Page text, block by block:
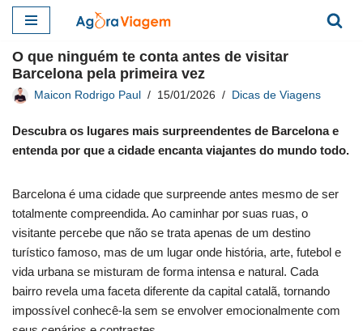
para
o
conteúdo
O que ninguém te conta antes de visitar
Barcelona pela primeira vez
Maicon Rodrigo Paul 15/01/2026 Dicas de Viagens
Descubra os lugares mais surpreendentes de Barcelona e
entenda por que a cidade encanta viajantes do mundo todo.
Barcelona é uma cidade que surpreende antes mesmo de ser
totalmente compreendida. Ao caminhar por suas ruas, o
visitante percebe que não se trata apenas de um destino
turístico famoso, mas de um lugar onde história, arte, futebol e
vida urbana se misturam de forma intensa e natural. Cada
bairro revela uma faceta diferente da capital catalã, tornando
impossível conhecê-la sem se envolver emocionalmente com